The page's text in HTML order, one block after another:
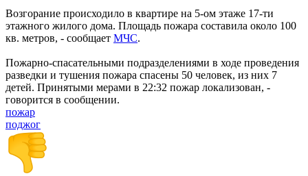
Возгорание происходило в квартире на 5-ом этаже 17-ти
этажного жилого дома. Площадь пожара составила около 100
кв. метров, - сообщает МЧС.
Пожарно-спасательными подразделениями в ходе проведения
разведки и тушения пожара спасены 50 человек, из них 7
детей. Принятыми мерами в 22:32 пожар локализован, -
говорится в сообщении.
пожар
поджог